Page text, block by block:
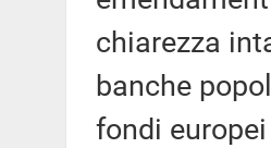
chiarezza
banche
fondi